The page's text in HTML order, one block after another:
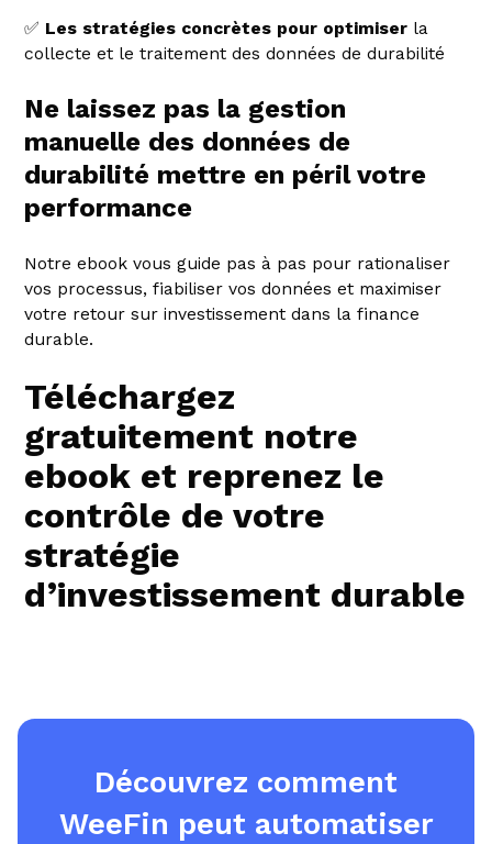
✅ Les stratégies concrètes pour optimiser la
collecte et le traitement des données de durabilité
Ne laissez pas la gestion
manuelle des données de
durabilité mettre en péril votre
performance
Notre ebook vous guide pas à pas pour rationaliser
vos processus, fiabiliser vos données et maximiser
votre retour sur investissement dans la finance
durable.
Téléchargez
gratuitement notre
ebook et reprenez le
contrôle de votre
stratégie
d’investissement durable
Découvrez comment
WeeFin peut automatiser